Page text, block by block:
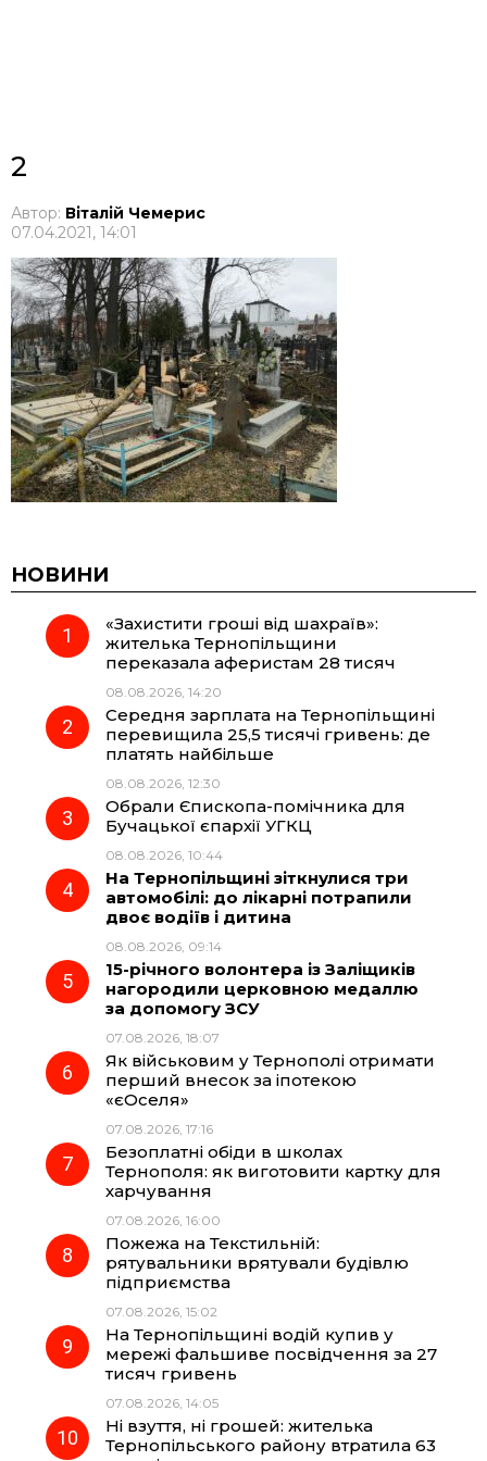
2
Автор: Віталій Чемерис
07.04.2021, 14:01
НОВИНИ
«Захистити гроші від шахраїв»:
жителька Тернопільщини
переказала аферистам 28 тисяч
08.08.2026, 14:20
Середня зарплата на Тернопільщині
перевищила 25,5 тисячі гривень: де
платять найбільше
08.08.2026, 12:30
Обрали Єпископа-помічника для
Бучацької єпархії УГКЦ
08.08.2026, 10:44
На Тернопільщині зіткнулися три
автомобілі: до лікарні потрапили
двоє водіїв і дитина
08.08.2026, 09:14
15-річного волонтера із Заліщиків
нагородили церковною медаллю
за допомогу ЗСУ
07.08.2026, 18:07
Як військовим у Тернополі отримати
перший внесок за іпотекою
«єОселя»
07.08.2026, 17:16
Безоплатні обіди в школах
Тернополя: як виготовити картку для
харчування
07.08.2026, 16:00
Пожежа на Текстильній:
рятувальники врятували будівлю
підприємства
07.08.2026, 15:02
На Тернопільщині водій купив у
мережі фальшиве посвідчення за 27
тисяч гривень
07.08.2026, 14:05
Ні взуття, ні грошей: жителька
Тернопільського району втратила 63